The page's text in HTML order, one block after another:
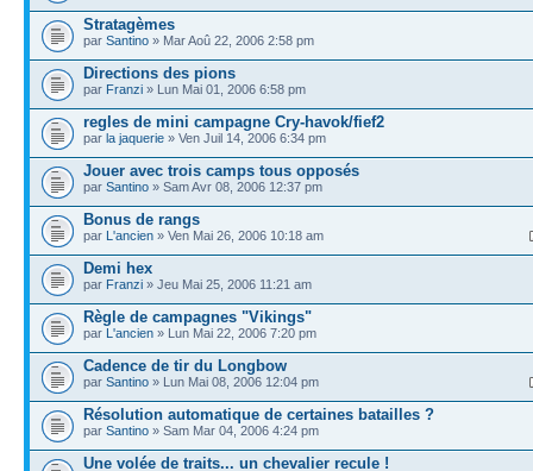
Stratagèmes
par Santino » Mar Aoû 22, 2006 2:58 pm
Directions des pions
par Franzi » Lun Mai 01, 2006 6:58 pm
regles de mini campagne Cry-havok/fief2
par la jaquerie » Ven Juil 14, 2006 6:34 pm
Jouer avec trois camps tous opposés
par Santino » Sam Avr 08, 2006 12:37 pm
Bonus de rangs
par L'ancien » Ven Mai 26, 2006 10:18 am
Demi hex
par Franzi » Jeu Mai 25, 2006 11:21 am
Règle de campagnes "Vikings"
par L'ancien » Lun Mai 22, 2006 7:20 pm
Cadence de tir du Longbow
par Santino » Lun Mai 08, 2006 12:04 pm
Résolution automatique de certaines batailles ?
par Santino » Sam Mar 04, 2006 4:24 pm
Une volée de traits... un chevalier recule !